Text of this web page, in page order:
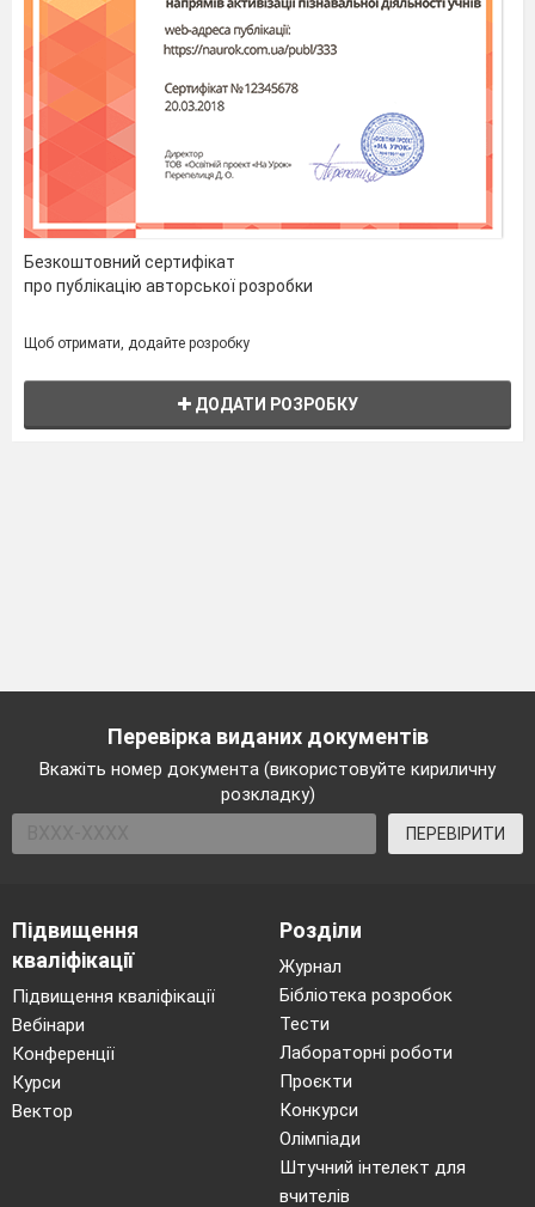
Безкоштовний сертифікат
про публікацію авторської розробки
Щоб отримати, додайте розробку
ДОДАТИ РОЗРОБКУ
Перевірка виданих документів
Вкажіть номер документа (використовуйте кириличну
розкладку)
ПЕРЕВІРИТИ
Підвищення
кваліфікації
Підвищення кваліфікації
Вебінари
Конференції
Курси
Вектор
Розділи
Журнал
Бібліотека розробок
Тести
Лабораторні роботи
Проєкти
Конкурси
Олімпіади
Штучний інтелект для
вчителів